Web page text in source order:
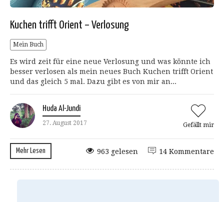
Kuchen trifft Orient – Verlosung
Mein Buch
Es wird zeit für eine neue Verlosung und was könnte ich
besser verlosen als mein neues Buch Kuchen trifft Orient
und das gleich 5 mal. Dazu gibt es von mir an...
Huda Al-Jundi
27. August 2017 Gefällt mir
Mehr Lesen 14 Kommentare
963 gelesen